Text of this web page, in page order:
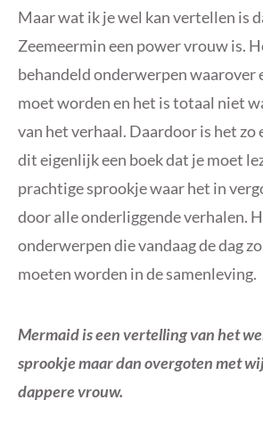
Maar wat ik je wel kan vertellen is
Zeemeermin een power vrouw is.
behandeld onderwerpen waarover
moet worden en het is totaal niet
van het verhaal. Daardoor is het zo
dit eigenlijk een boek dat je moet
prachtige sprookje waar het in
door alle onderliggende verhalen.
onderwerpen die vandaag de dag
moeten worden in de samenleving.
Mermaid is een vertelling van het
sprookje maar dan overgoten met
dappere vrouw.